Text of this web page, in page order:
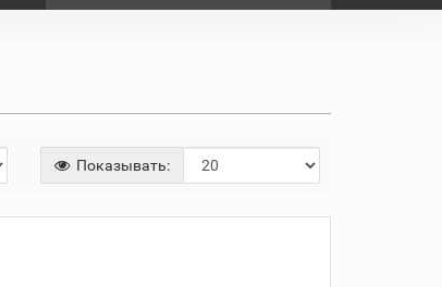
Показывать: